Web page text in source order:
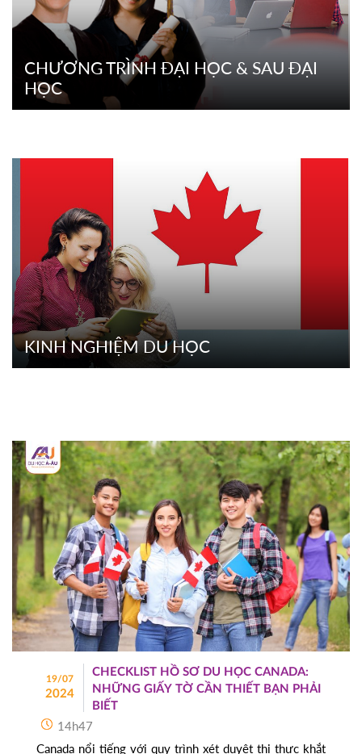
CHƯƠNG TRÌNH ĐẠI HỌC & SAU ĐẠI
HỌC
KINH NGHIỆM DU HỌC
19/07
2024
CHECKLIST HỒ SƠ DU HỌC CANADA:
NHỮNG GIẤY TỜ CẦN THIẾT BẠN PHẢI
BIẾT
14h47
Canada nổi tiếng với quy trình xét duyệt thị thực khắt